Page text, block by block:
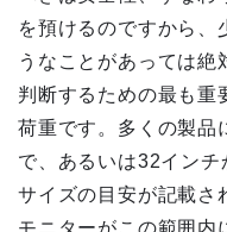
を預けるのですから、
うなことがあっては絶
判断するための最も重
荷重です。多くの製品
で、あるいは32イン
サイズの目安が記載さ